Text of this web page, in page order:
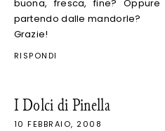
buona, fresca, fine?
partendo dalle mandorle?
Grazie!
RISPONDI
I Dolci di Pinella
10 FEBBRAIO, 2008